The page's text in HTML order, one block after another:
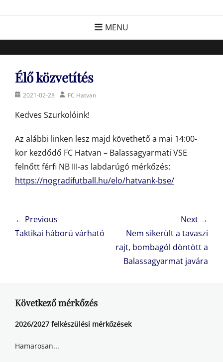
FC Hatvan
Egyesület a hatvani labdarúgásért, sportért!
MENU
Élő közvetítés
Posted2021-02-28 AuthorFC Hatvan
Kedves Szurkolóink!
Az alábbi linken lesz majd követhető a mai 14:00-
kor kezdődő FC Hatvan – Balassagyarmati VSE
felnőtt férfi NB III-as labdarúgó mérkőzés:
https://nogradifutball.hu/elo/hatvank-bse/
Bejegyzés
navigáció
← Previous
Previous
Taktikai háború várható
Next →
Next
post:
Nem sikerült a tavaszi
rajt, bombagól döntött a
Balassagyarmat javára
Következő mérkőzés
2026/2027 felkészülési mérkőzések
Hamarosan...